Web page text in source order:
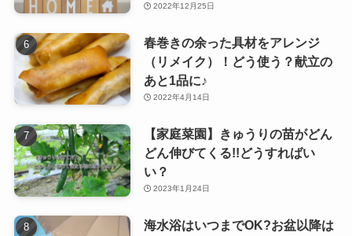
2022年12月25日
春巻きの余った具材をアレンジ
（リメイク）！どう使う？献立の
あと1品に♪
2022年4月14日
【家庭菜園】きゅうりの苗がどん
どん伸びてくる!!どうすればい
い？
2023年1月24日
海水浴はいつまでOK?お盆以降は